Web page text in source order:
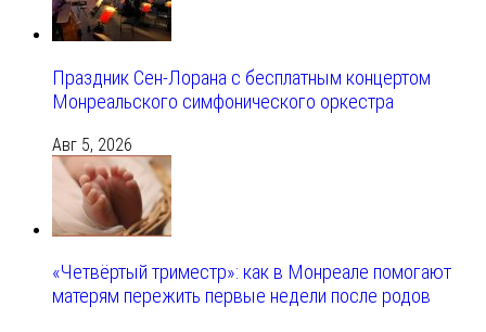
Праздник Сен-Лорана с бесплатным концертом
Монреальского симфонического оркестра
Авг 5, 2026
«Четвёртый триместр»: как в Монреале помогают
матерям пережить первые недели после родов